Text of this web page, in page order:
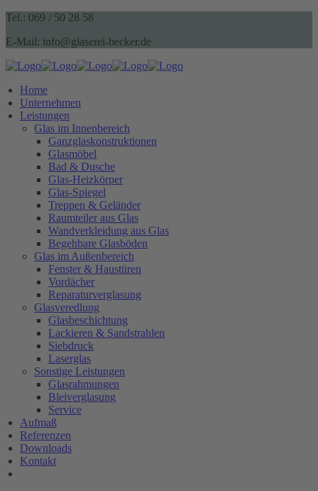
Tel.: 069 / 50 28 58
E-Mail: info@glaserei-becker.de
Home
Unternehmen
Leistungen
Glas im Innenbereich
Ganzglaskonstruktionen
Glasmöbel
Bad & Dusche
Glas-Heizkörper
Glas-Spiegel
Treppen & Geländer
Raumteiler aus Glas
Wandverkleidung aus Glas
Begehbare Glasböden
Glas im Außenbereich
Fenster & Haustüren
Vordächer
Reparaturverglasung
Glasveredlung
Glasbeschichtung
Lackieren & Sandstrahlen
Siebdruck
Laserglas
Sonstige Leistungen
Glasrahmungen
Bleiverglasung
Service
Aufmaß
Referenzen
Downloads
Kontakt